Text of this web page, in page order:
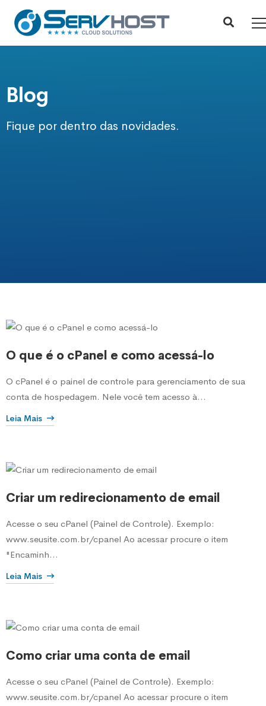
Blog
Fique por dentro das novidades.
O que é o cPanel e como acessá-lo
O cPanel é o painel de controle para gerenciamento de sua
conta de hospedagem. Nele você tem acesso à...
Leia Mais
Criar um redirecionamento de email
Acesse o seu cPanel (Painel de Controle). Exemplo:
www.seusite.com.br/cpanel Ao acessar procure o item
"Encaminh...
Leia Mais
Como criar uma conta de email
Acesse o seu cPanel (Painel de Controle). Exemplo:
www.seusite.com.br/cpanel Ao acessar procure o item